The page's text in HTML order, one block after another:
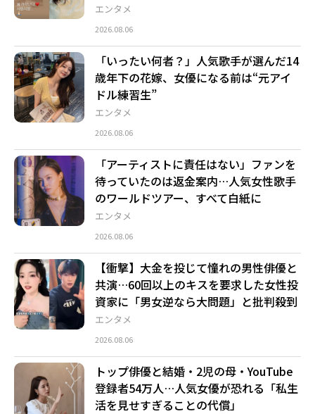
エンタメ
2026.08.06
エンタメ
「いったい何者？」人気歌手が選んだ14
歳年下の花嫁、女優になる前は“元アイ
ドル練習生”
2026.08.06
エンタメ
「アーティストに責任はない」ファンを
待っていたのは返金案内…人気女性歌手
のワールドツアー、すべて白紙に
2026.08.06
エンタメ
【衝撃】大金を投じて憧れの男性俳優と
共演…60回以上のキスを要求した女性投
資家に「男女逆なら大問題」と批判殺到
2026.08.06
トップ俳優と結婚・2児の母・YouTube
登録者54万人…人気女優が恐れる「私生
活を見せすぎることの代償」